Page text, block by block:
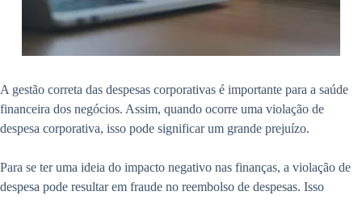
A gestão correta das despesas corporativas é importante para a saúde
financeira dos negócios. Assim, quando ocorre uma violação de
despesa corporativa, isso pode significar um grande prejuízo.
Para se ter uma ideia do impacto negativo nas finanças, a violação de
despesa pode resultar em fraude no reembolso de despesas. Isso